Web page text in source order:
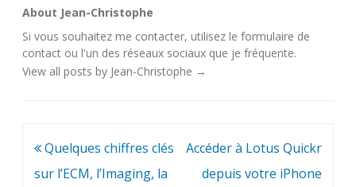
About Jean-Christophe
Si vous souhaitez me contacter, utilisez le formulaire de
contact ou l'un des réseaux sociaux que je fréquente.
View all posts by Jean-Christophe →
Navigation
de
Quelques chiffres clés
sur l’ECM, l’Imaging, la
Accéder à Lotus Quickr
depuis votre iPhone